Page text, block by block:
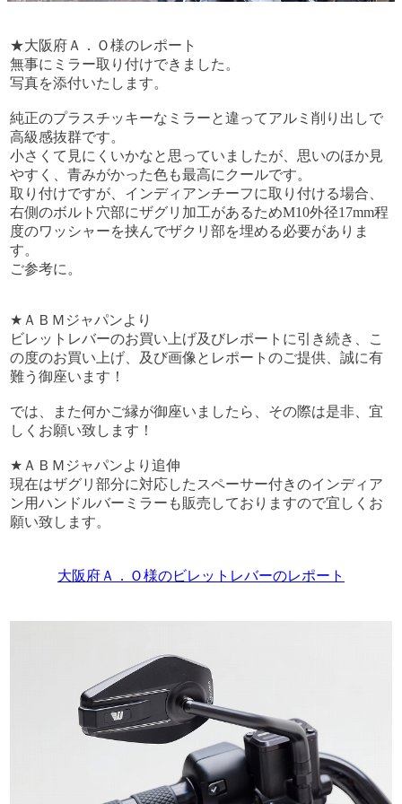
★大阪府Ａ．Ｏ様のレポート
無事にミラー取り付けできました。
写真を添付いたします。
純正のプラスチッキーなミラーと違ってアルミ削り出しで
高級感抜群です。
小さくて見にくいかなと思っていましたが、思いのほか見
やすく、青みがかった色も最高にクールです。
取り付けですが、インディアンチーフに取り付ける場合、
右側のボルト穴部にザグリ加工があるためM10外径17mm程
度のワッシャーを挟んでザクリ部を埋める必要がありま
す。
ご参考に。
★ＡＢＭジャパンより
ビレットレバーのお買い上げ及びレポートに引き続き、こ
の度のお買い上げ、及び画像とレポートのご提供、誠に有
難う御座います！
では、また何かご縁が御座いましたら、その際は是非、宜
しくお願い致します！
★ＡＢＭジャパンより追伸
現在はザグリ部分に対応したスペーサー付きのインディア
ン用ハンドルバーミラーも販売しておりますので宜しくお
願い致します。
大阪府Ａ．Ｏ様のビレットレバーのレポート